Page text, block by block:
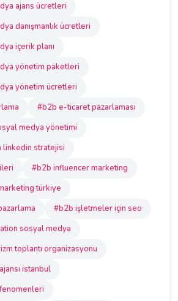
ajans ücretleri
danışmanlık ücretleri
içerik planı
yönetim paketleri
yönetim ücretleri
#b2b e-ticaret pazarlaması
medya yönetimi
linkedin stratejisi
#b2b influencer marketing
türkiye
#b2b işletmeler için seo
sosyal medya
toplantı organizasyonu
istanbul